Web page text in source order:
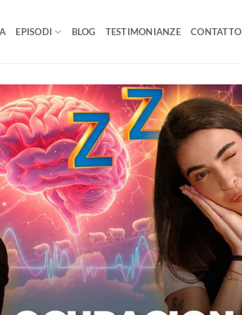
EPISODI BLOG TESTIMONIANZE CONTATTO